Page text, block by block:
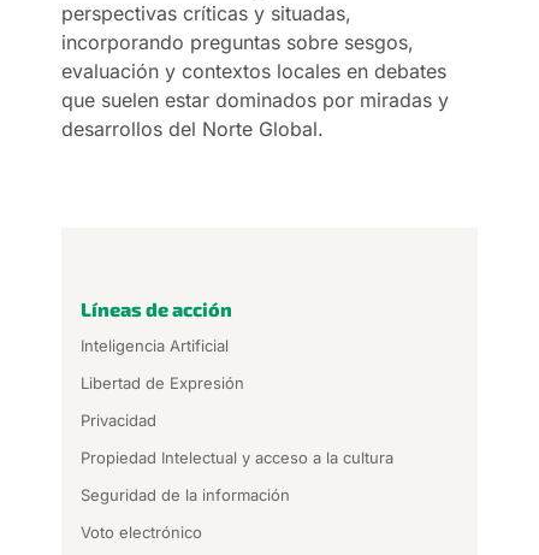
perspectivas críticas y situadas,
incorporando preguntas sobre sesgos,
evaluación y contextos locales en debates
que suelen estar dominados por miradas y
desarrollos del Norte Global.
Líneas de acción
Inteligencia Artificial
Libertad de Expresión
Privacidad
Propiedad Intelectual y acceso a la cultura
Seguridad de la información
Voto electrónico